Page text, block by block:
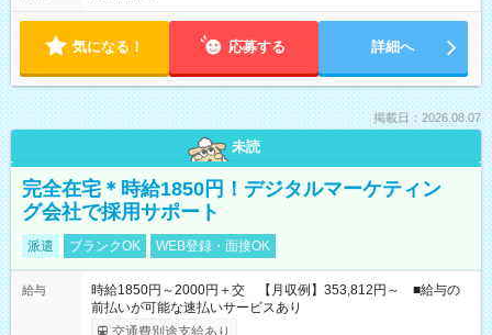
気になる！ 応募する 詳細へ
掲載日：2026.08.07
未読
完全在宅＊時給1850円！デジタルマーケティン
グ会社で採用サポート
派遣 ブランクOK WEB登録・面接OK
給与
時給1850円～2000円＋交 【月収例】353,812円～ ■給与の
前払いが可能な速払いサービスあり
交通費別途支給あり